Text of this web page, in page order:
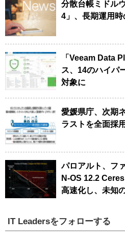
分散台帳ミドル
4」、長期運用
「Veeam Data
ス、14のハイパ
対象に
愛媛県庁、次期
ラストを全面採
パロアルト、フ
N-OS 12.2
高速化し、未知
IT Leadersをフォローする